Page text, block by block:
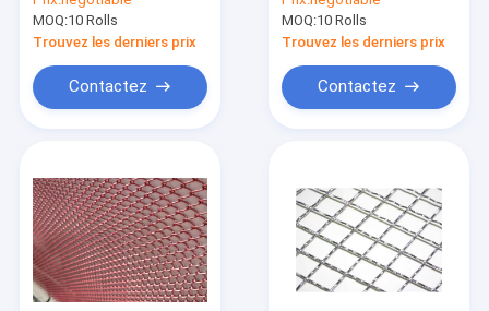
l'armure de sergé
3.0mm
MOQ:10 Rolls
Trouvez les derniers prix
Contactez
de vibration
MOQ:10 Rolls
Trouvez les derniers prix
Contactez